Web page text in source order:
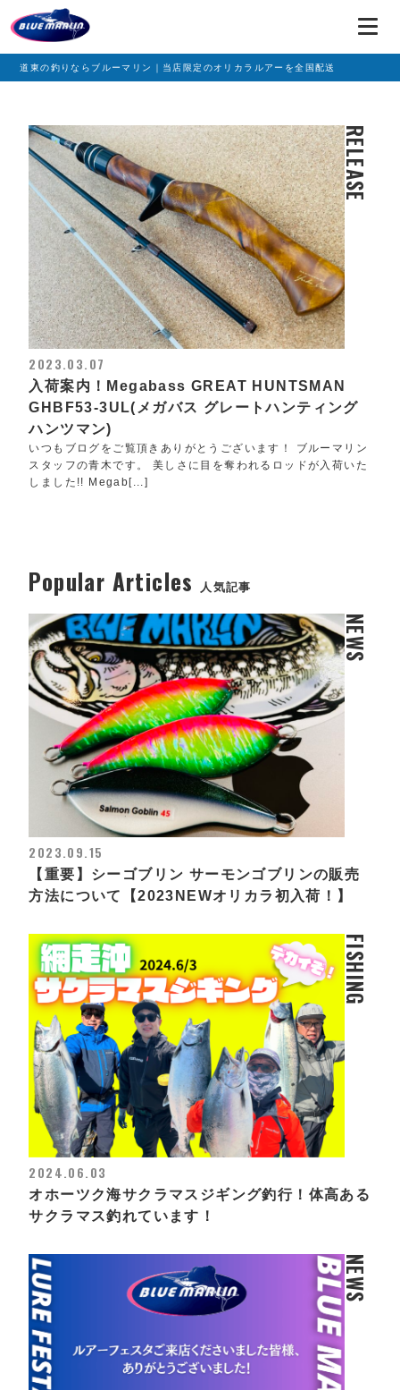
道東の釣りならブルーマリン｜当店限定のオリカラルアーを全国配送
RELEASE
2023.03.07
入荷案内！Megabass GREAT HUNTSMAN
GHBF53-3UL(メガバス グレートハンティング
ハンツマン)
いつもブログをご覧頂きありがとうございます！ ブルーマリン
スタッフの青木です。 美しさに目を奪われるロッドが入荷いた
しました!! Megab[...]
Popular Articles 人気記事
NEWS
2023.09.15
【重要】シーゴブリン サーモンゴブリンの販売
方法について【2023NEWオリカラ初入荷！】
FISHING
2024.06.03
オホーツク海サクラマスジギング釣行！体高ある
サクラマス釣れています！
NEWS